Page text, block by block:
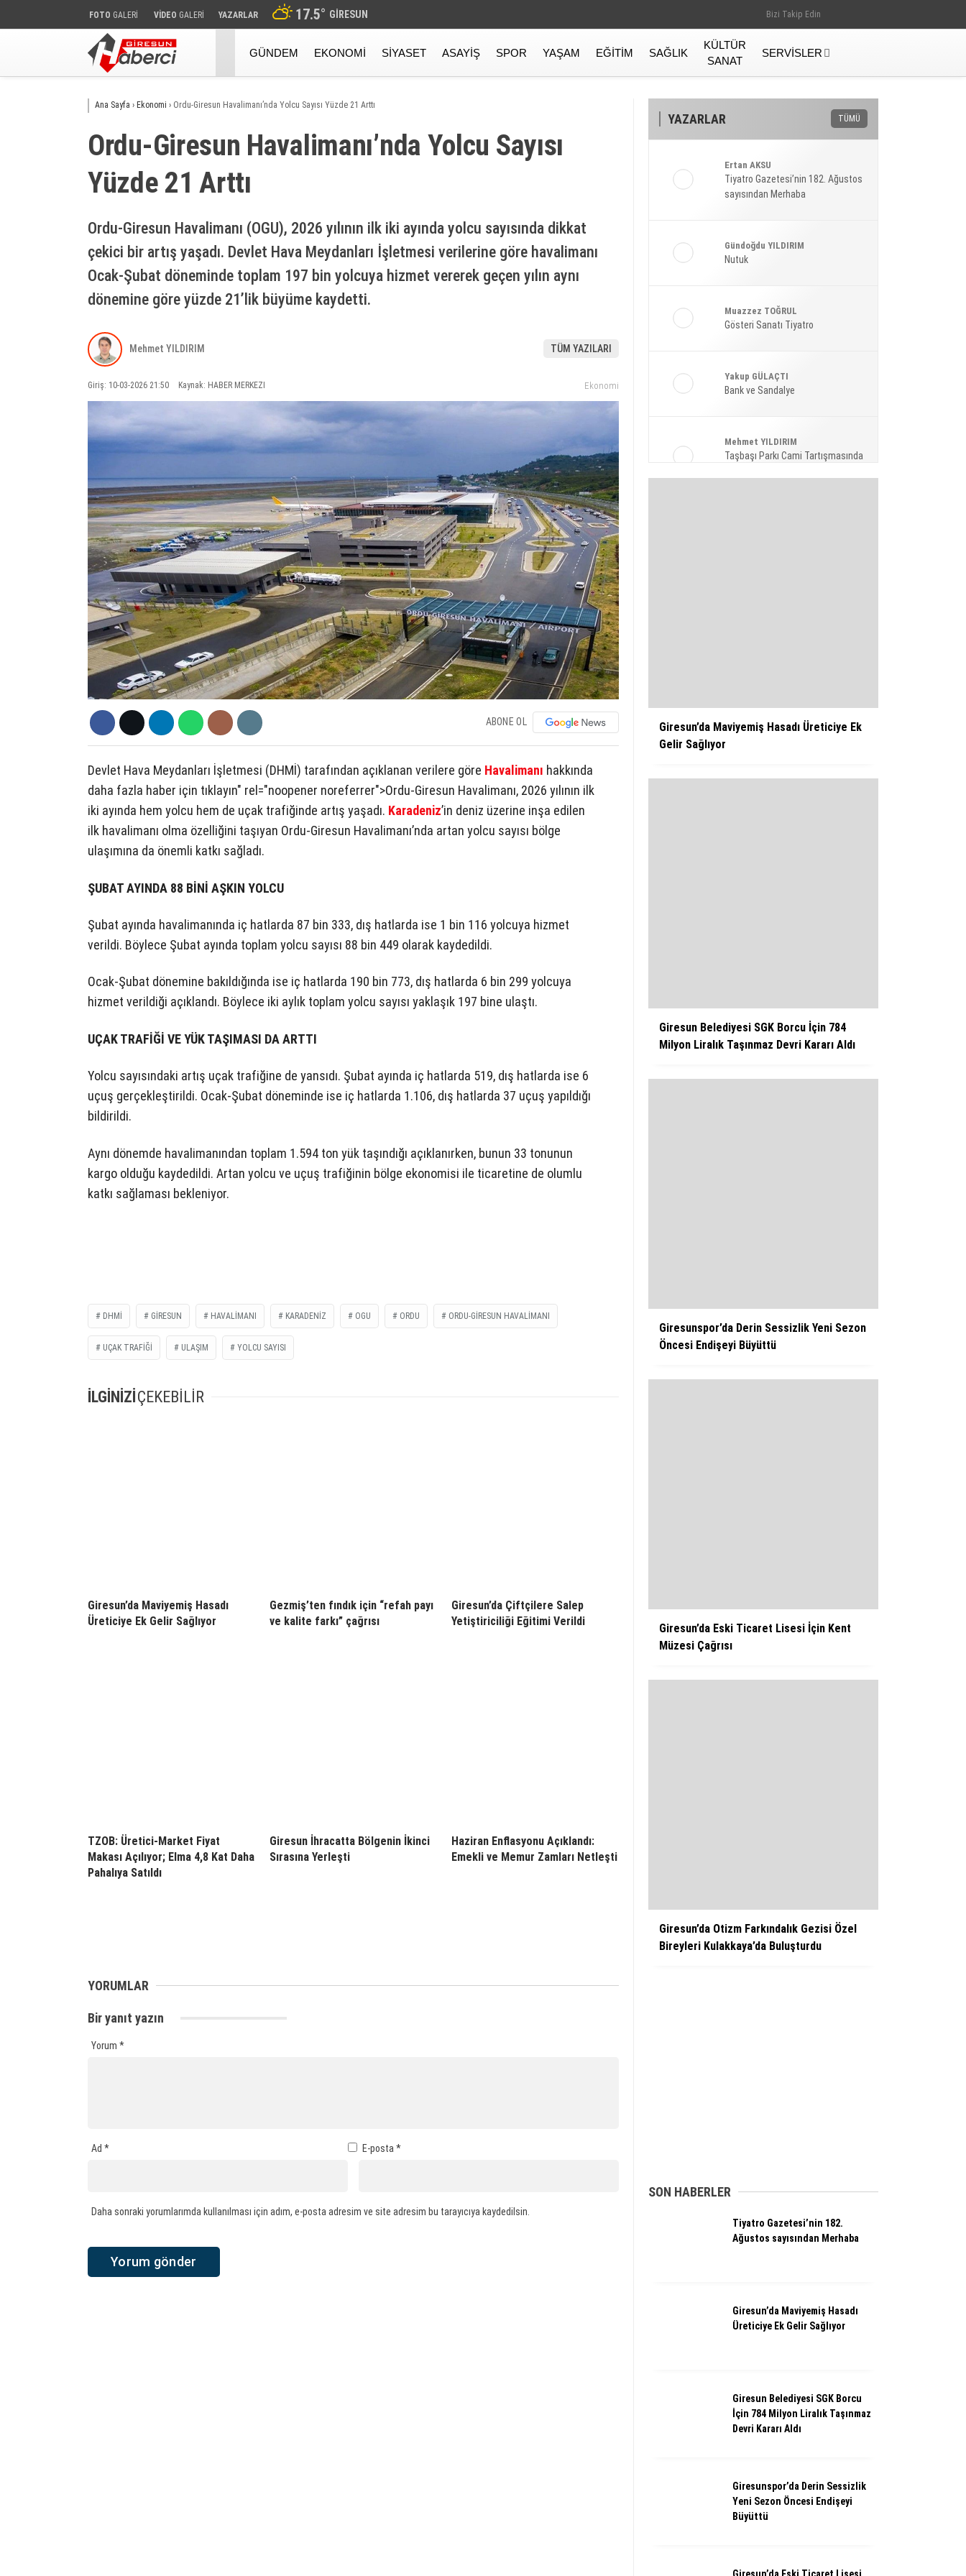
Ekonomi
FOTO GALERİ VİDEO GALERİ YAZARLAR 17.5° GIRESUN Bizi Takip Edin
GÜNDEM EKONOMI SIYASET ASAYIŞ SPOR YAŞAM EĞITIM SAĞLIK
KÜLTÜR
SANAT
SERVISLER
Ana Sayfa › Ekonomi › Ordu-Giresun Havalimanı’nda Yolcu Sayısı Yüzde 21 Arttı
Ordu-Giresun Havalimanı’nda Yolcu Sayısı
Yüzde 21 Arttı
Ordu-Giresun Havalimanı (OGU), 2026 yılının ilk iki ayında yolcu sayısında dikkat
çekici bir artış yaşadı. Devlet Hava Meydanları İşletmesi verilerine göre havalimanı
Ocak-Şubat döneminde toplam 197 bin yolcuya hizmet vererek geçen yılın aynı
dönemine göre yüzde 21’lik büyüme kaydetti.
Mehmet YILDIRIM TÜM YAZILARI
Giriş: 10-03-2026 21:50 Kaynak: HABER MERKEZI Ekonomi
ABONE OL
Devlet Hava Meydanları İşletmesi (DHMİ) tarafından açıklanan verilere göre Havalimanı hakkında
daha fazla haber için tıklayın" rel="noopener noreferrer">Ordu-Giresun Havalimanı, 2026 yılının ilk
iki ayında hem yolcu hem de uçak trafiğinde artış yaşadı. Karadeniz’in deniz üzerine inşa edilen
ilk havalimanı olma özelliğini taşıyan Ordu-Giresun Havalimanı’nda artan yolcu sayısı bölge
ulaşımına da önemli katkı sağladı.
ŞUBAT AYINDA 88 BİNİ AŞKIN YOLCU
Şubat ayında havalimanında iç hatlarda 87 bin 333, dış hatlarda ise 1 bin 116 yolcuya hizmet
verildi. Böylece Şubat ayında toplam yolcu sayısı 88 bin 449 olarak kaydedildi.
Ocak-Şubat dönemine bakıldığında ise iç hatlarda 190 bin 773, dış hatlarda 6 bin 299 yolcuya
hizmet verildiği açıklandı. Böylece iki aylık toplam yolcu sayısı yaklaşık 197 bine ulaştı.
UÇAK TRAFİĞİ VE YÜK TAŞIMASI DA ARTTI
Yolcu sayısındaki artış uçak trafiğine de yansıdı. Şubat ayında iç hatlarda 519, dış hatlarda ise 6
uçuş gerçekleştirildi. Ocak-Şubat döneminde ise iç hatlarda 1.106, dış hatlarda 37 uçuş yapıldığı
bildirildi.
Aynı dönemde havalimanından toplam 1.594 ton yük taşındığı açıklanırken, bunun 33 tonunun
kargo olduğu kaydedildi. Artan yolcu ve uçuş trafiğinin bölge ekonomisi ile ticaretine de olumlu
katkı sağlaması bekleniyor.
DHMI GIRESUN HAVALIMANI KARADENIZ OGU ORDU ORDU-GIRESUN HAVALIMANI
UÇAK TRAFIĞI ULAŞIM YOLCU SAYISI
İLGİNİZİÇEKEBİLİR
Giresun’da Maviyemiş Hasadı
Üreticiye Ek Gelir Sağlıyor
Gezmiş’ten fındık için “refah payı
ve kalite farkı” çağrısı
Giresun’da Çiftçilere Salep
Yetiştiriciliği Eğitimi Verildi
TZOB: Üretici-Market Fiyat
Makası Açılıyor; Elma 4,8 Kat Daha
Pahalıya Satıldı
Giresun İhracatta Bölgenin İkinci
Sırasına Yerleşti
Haziran Enflasyonu Açıklandı:
Emekli ve Memur Zamları Netleşti
YORUMLAR
Bir yanıt yazın
Yorum *
Ad * E-posta *
Daha sonraki yorumlarımda kullanılması için adım, e-posta adresim ve site adresim bu tarayıcıya kaydedilsin.
YAZARLAR TÜMÜ
Ertan AKSU
Tiyatro Gazetesi’nin 182. Ağustos
sayısından Merhaba
Gündoğdu YILDIRIM
Nutuk
Muazzez TOĞRUL
Gösteri Sanatı Tiyatro
Yakup GÜLAÇTI
Bank ve Sandalye
Mehmet YILDIRIM
Taşbaşı Parkı Cami Tartışmasında
Giresun’da Maviyemiş Hasadı Üreticiye Ek
Gelir Sağlıyor
Giresun Belediyesi SGK Borcu İçin 784
Milyon Liralık Taşınmaz Devri Kararı Aldı
Giresunspor’da Derin Sessizlik Yeni Sezon
Öncesi Endişeyi Büyüttü
Giresun’da Eski Ticaret Lisesi İçin Kent
Müzesi Çağrısı
Giresun’da Otizm Farkındalık Gezisi Özel
Bireyleri Kulakkaya’da Buluşturdu
SON HABERLER
Tiyatro Gazetesi’nin 182.
Ağustos sayısından Merhaba
Giresun’da Maviyemiş Hasadı
Üreticiye Ek Gelir Sağlıyor
Giresun Belediyesi SGK Borcu
İçin 784 Milyon Liralık Taşınmaz
Devri Kararı Aldı
Giresunspor’da Derin Sessizlik
Yeni Sezon Öncesi Endişeyi
Büyüttü